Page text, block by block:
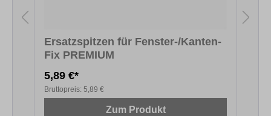
Ersatzspitzen für Fenster-/Kanten-
Fix PREMIUM
5,89 €*
Bruttopreis: 5,89 €
Zum Produkt